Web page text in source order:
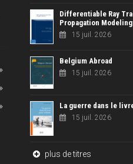
Differentiable Ray
Propagation Modeling
15 juil. 2026
Belgium Abroad
15 juil. 2026
La guerre dans le
15 juil. 2026
plus de titres